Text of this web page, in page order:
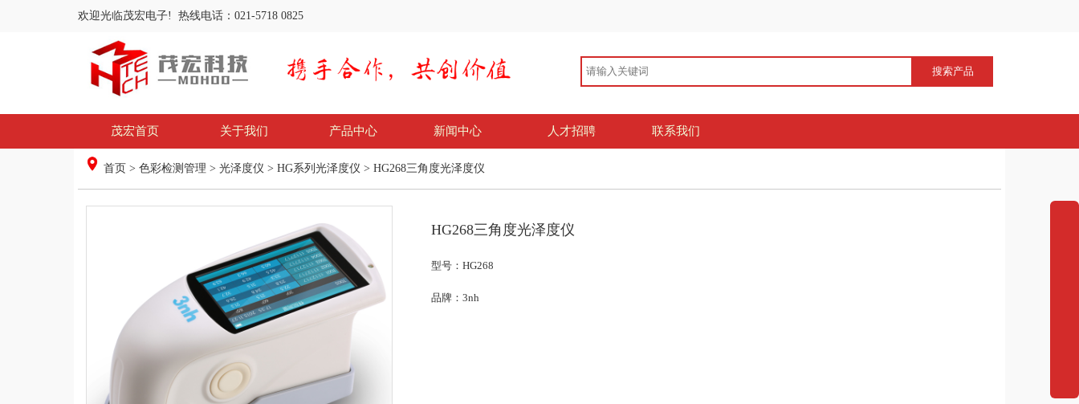
欢迎光临茂宏电子! 热线电话：021-5718 0825
茂宏首页 关于我们 产品中心 新闻中心 人才招聘 联系我们
首页 > 色彩检测管理 > 光泽度仪 > HG系列光泽度仪 > HG268三角度光泽度仪
HG268三角度光泽度仪
型号：HG268
品牌：3nh